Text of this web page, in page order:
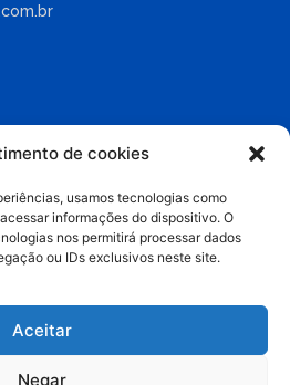
de cookies
usamos tecnologias como
informações do dispositivo. O
nos permitirá processar dados
ou IDs exclusivos neste site.
Aceitar
Negar
Copyright ® 2025 -
reservados.
de Privacidade
por Optimize Digital